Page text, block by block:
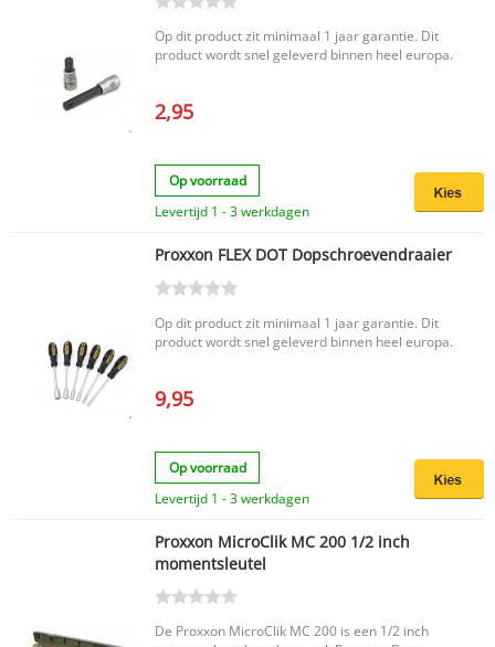
Op dit product zit minimaal 1 jaar garantie. Dit
product wordt snel geleverd binnen heel europa.
2,95
Op voorraad
Levertijd 1 - 3 werkdagen
Proxxon FLEX DOT Dopschroevendraaier
Op dit product zit minimaal 1 jaar garantie. Dit
product wordt snel geleverd binnen heel europa.
9,95
Op voorraad
Levertijd 1 - 3 werkdagen
Proxxon MicroClik MC 200 1/2 inch
momentsleutel
De Proxxon MicroClik MC 200 is een 1/2 inch